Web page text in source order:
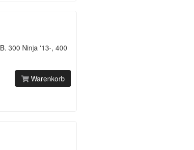
300 Ninja '13-, 400
Warenkorb